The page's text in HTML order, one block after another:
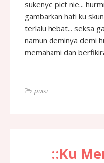
sukenye pict nie...
gambarkan hati ku
terlalu hebat... seksa
namun deminya demi
memahami dan
puisi
::Ku